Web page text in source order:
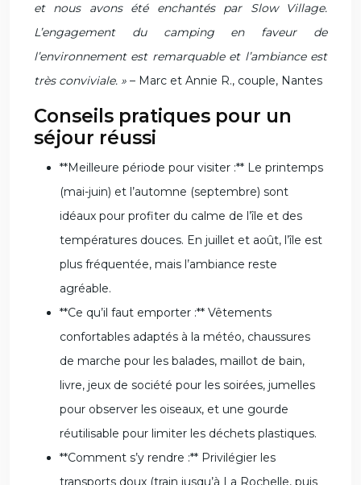
et nous avons été enchantés par Slow Village.
L’engagement du camping en faveur de
l’environnement est remarquable et l’ambiance est
très conviviale. » – Marc et Annie R., couple, Nantes
Conseils pratiques pour un
séjour réussi
**Meilleure période pour visiter :** Le printemps
(mai-juin) et l’automne (septembre) sont
idéaux pour profiter du calme de l’île et des
températures douces. En juillet et août, l’île est
plus fréquentée, mais l’ambiance reste
agréable.
**Ce qu’il faut emporter :** Vêtements
confortables adaptés à la météo, chaussures
de marche pour les balades, maillot de bain,
livre, jeux de société pour les soirées, jumelles
pour observer les oiseaux, et une gourde
réutilisable pour limiter les déchets plastiques.
**Comment s’y rendre :** Privilégier les
transports doux (train jusqu’à La Rochelle, puis